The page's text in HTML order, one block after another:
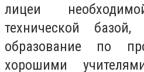
лицеи
технической
образование по
хорошими